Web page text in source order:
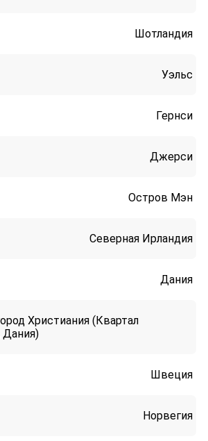
Шотландия
Уэльс
Гернси
Джерси
Остров Мэн
Северная Ирландия
Дания
Христиания (Квартал
Дания)
Швеция
Норвегия